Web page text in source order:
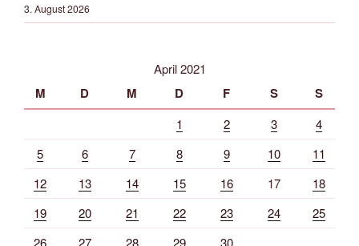
3. August 2026
April 2021
M D M D F S S
1 2 3
4
5
6 7 8 9 10
11
12
13 14 15 16 17
18
19
20 21 22 23 24
25
26
27 28 29 30